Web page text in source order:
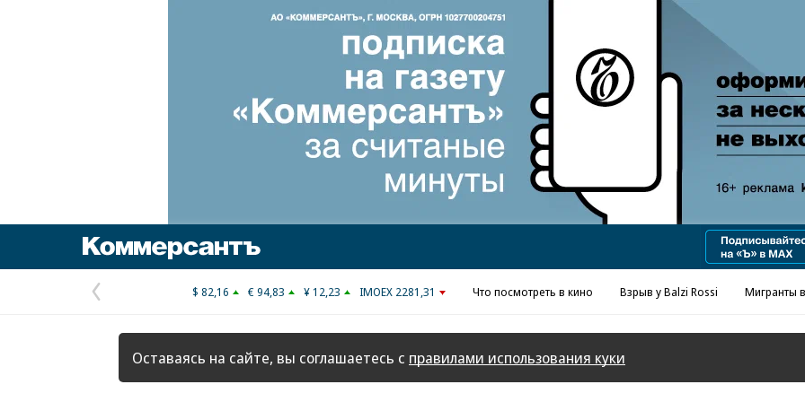
Реклама в «Ъ» www.kommersant.ru/ad
Предыдущая
страница
$ 82,16 € 94,83 ¥ 12,23 IMOEX 2281,31 Что посмотреть в кино Взрыв у Balzi Rossi Мигранты
Оставаясь на сайте, вы соглашаетесь с правилами использования куки